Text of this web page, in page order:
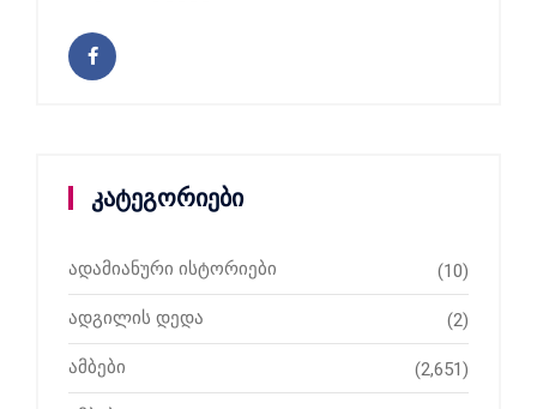
კატეგორიები
ადამიანური ისტორიები (10)
ადგილის დედა (2)
ამბები (2,651)